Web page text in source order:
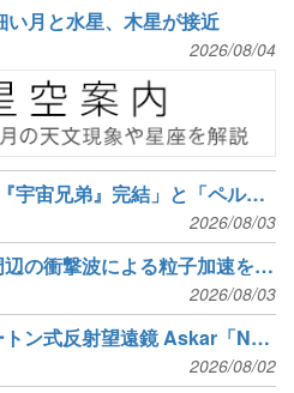
月と水星、木星が接近
2026/08/04
星ナビ9月号は「『宇宙兄弟』完結」と「ペルセ群を見る・撮る」
2026/08/03
ブラックホール周辺の衝撃波による粒子加速を解明
2026/08/03
天体撮影用ニュートン式反射望遠鏡 Askar「N160」発売
2026/08/02